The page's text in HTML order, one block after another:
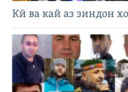
Кӣ ва кай аз зиндон